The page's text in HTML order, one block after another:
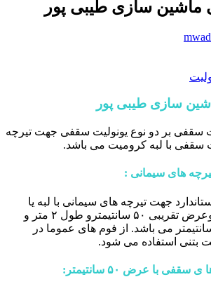
ماشین سازی طیبی پور
سازی طیبی پور
سقفی بر دو نوع یونولیت سقفی جهت تیرچه
سقفی با لبه کرومیت می باشد.
های سیمانی :
جهت تیرچه های سیمانی با لبه یا
پاشنه (۳*۴سانتیمتر) وعرض تقریبی ۵۰ سانتیمترو طول ۲ متر و
و قطر ۲۰-۲۵ سانتیمتر می باشد. از فوم های عموما در
بتنی استفاده می شود.
با عرض ۵۰ سانتیمتر: